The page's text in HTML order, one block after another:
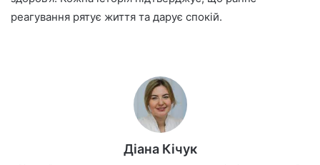
реагування рятує життя та дарує спокій.
Діана Кічук